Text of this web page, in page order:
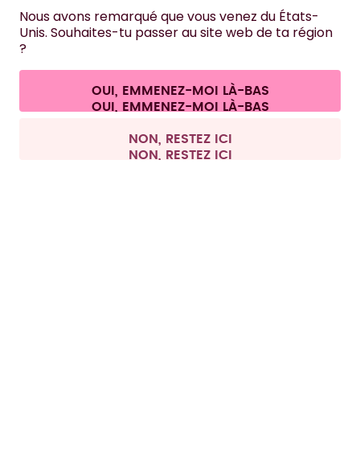
NOUS CONTACTER
Conditions générales de vente et informations aux clients
Politique de confidentialité Mentions légales
Se rétracter du contrat
Tous les prix sont TTC et hors frais de port.
Nous avons remarqué que vous venez du États-
Unis. Souhaites-tu passer au site web de ta région
?
OUI, EMMENEZ-MOI LÀ-BAS
NON, RESTEZ ICI